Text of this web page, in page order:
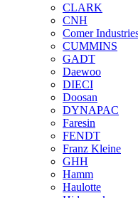
CLARK
CNH
Comer
CUMMINS
GADT
Daewoo
DIECI
Doosan
DYNAPAC
Faresin
FENDT
Franz Kleine
GHH
Hamm
Haulotte